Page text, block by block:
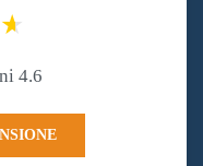
4.6